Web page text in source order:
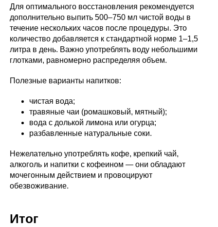
Для оптимального восстановления рекомендуется
дополнительно выпить 500–750 мл чистой воды в
течение нескольких часов после процедуры. Это
количество добавляется к стандартной норме 1–1,5
литра в день. Важно употреблять воду небольшими
глотками, равномерно распределяя объем.
Полезные варианты напитков:
чистая вода;
травяные чаи (ромашковый, мятный);
вода с долькой лимона или огурца;
разбавленные натуральные соки.
Нежелательно употреблять кофе, крепкий чай,
алкоголь и напитки с кофеином — они обладают
мочегонным действием и провоцируют
обезвоживание.
Итог